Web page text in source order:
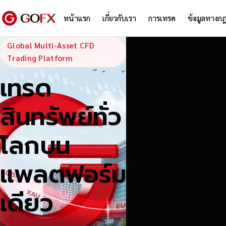
หน้าแรก เกี่ยวกับเรา การเทรด ข้อมูลทางก
GoFX —
Global Multi-Asset CFD
Trading Platform
เทรด
สินทรัพย์ทั่ว
โลกบน
แพลตฟอร์ม
เดียว